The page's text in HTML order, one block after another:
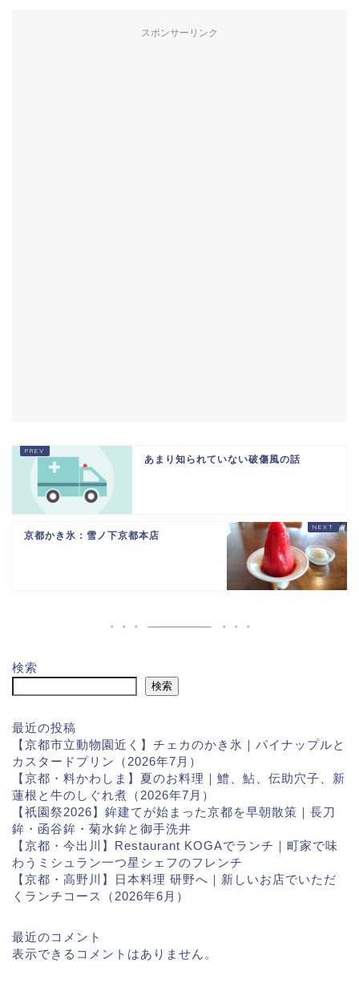
スポンサーリンク
あまり知られていない破傷風の話
京都かき氷：雪ノ下京都本店
検索
検索
最近の投稿
【京都市立動物園近く】チェカのかき氷｜パイナップルと
カスタードプリン（2026年7月）
【京都・料かわしま】夏のお料理｜鱧、鮎、伝助穴子、新
蓮根と牛のしぐれ煮（2026年7月）
【祇園祭2026】鉾建てが始まった京都を早朝散策｜長刀
鉾・函谷鉾・菊水鉾と御手洗井
【京都・今出川】Restaurant KOGAでランチ｜町家で味
わうミシュラン一つ星シェフのフレンチ
【京都・高野川】日本料理 研野へ｜新しいお店でいただ
くランチコース（2026年6月）
最近のコメント
表示できるコメントはありません。